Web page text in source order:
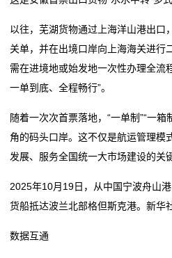
德邦物流换帅京东物流前
略
冷链物流让砀山果蔬一路领“
德邦物流换帅京东物流前
以往，芜湖货物通过上海洋山港出口
关单，并在出境口岸向上海海关进行
需在进境地或始发地一次性办理全流
一单到底、全程畅行”。
随着一次次首票落地，“一单制”“一
角的码头口岸。这不仅是航运管理模
发展、服务全国统一大市场建设的关
2025年10月19日，从中国宁波舟山
货船抵达波兰北部格但斯克港。新华
数据互通